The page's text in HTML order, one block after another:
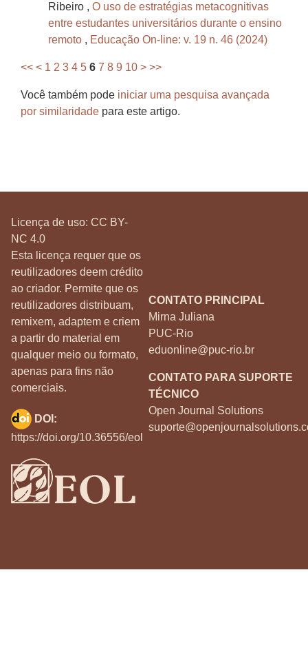
Ribeiro , O uso de estratégias metacognitivas
entre estudantes universitários durante o ensino
remoto , Educação On-line: v. 19 n. 46 (2024)
<< < 1 2 3 4 5 6 7 8 9 10 > >>
Você também pode iniciar uma pesquisa avançada
por similaridade para este artigo.
Licença de uso: CC BY-
NC 4.0
Esta licença requer que os
reutilizadores deem crédito
ao criador. Permite que os
reutilizadores distribuam,
remixem, adaptem e criem
a partir do material em
qualquer meio ou formato,
apenas para fins não
comerciais.
CONTATO PRINCIPAL
Mirna Juliana
PUC-Rio
eduonline@puc-rio.br
CONTATO PARA SUPORTE
TÉCNICO
Open Journal Solutions
DOI:
https://doi.org/10.36556/eol